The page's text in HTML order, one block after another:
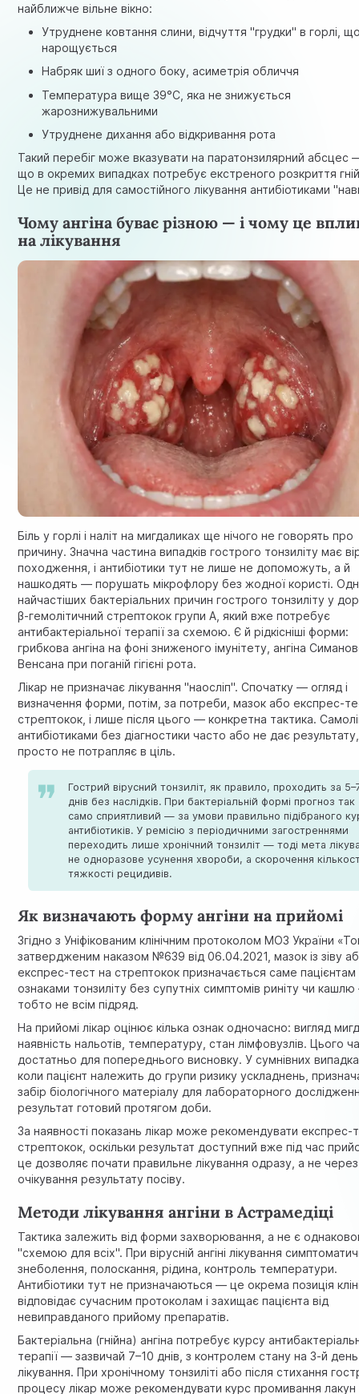
найближче вільне вікно:
Утруднене ковтання слини, відчуття "грудки" в горлі,
нарощується
Набряк шиї з одного боку, асиметрія обличчя
Температура вище 39°C, яка не знижується
жарознижувальними
Утруднене дихання або відкривання рота
Такий перебіг може вказувати на паратонзилярний абсцес
що в окремих випадках потребує екстреного розкриття
Це не привід для самостійного лікування антибіотиками
Чому ангіна буває різною — і чому це
на лікування
Біль у горлі і наліт на мигдаликах ще нічого не говорять про
причину. Значна частина випадків гострого тонзиліту має
походження, і антибіотики тут не лише не допоможуть, а й
нашкодять — порушать мікрофлору без жодної користі.
найчастіших бактеріальних причин гострого тонзиліту у
β-гемолітичний стрептокок групи А, який вже потребує
антибактеріальної терапії за схемою. Є й рідкісніші форми:
грибкова ангіна на фоні зниженого імунітету, ангіна
Венсана при поганій гігієні рота.
Лікар не призначає лікування "наосліп". Спочатку — огляд і
визначення форми, потім, за потреби, мазок або експрес-
стрептокок, і лише після цього — конкретна тактика.
антибіотиками без діагностики часто або не дає
просто не потрапляє в ціль.
Гострий вірусний тонзиліт, як правило, проходить за
днів без наслідків. При бактеріальній формі прогноз так
само сприятливий — за умови правильно підібраного
антибіотиків. У ремісію з періодичними загостреннями
переходить лише хронічний тонзиліт — тоді мета
не одноразове усунення хвороби, а скорочення
тяжкості рецидивів.
Як визначають форму ангіни на прийомі
Згідно зУніфікованим клінічним протоколом МОЗ України
затвердженим наказом №639 від 06.04.2021, мазок із зіву
експрес-тест на стрептокок призначається саме пацієнтам
ознаками тонзиліту без супутніх симптомів риніту чи
тобто не всім підряд.
На прийомі лікар оцінює кілька ознак одночасно: вигляд
наявність нальотів, температуру, стан лімфовузлів. Цього
достатньо для попереднього висновку. У сумнівних
коли пацієнт належить до групи ризику ускладнень,
забір біологічного матеріалу для лабораторного
результат готовий протягом доби.
За наявності показань лікар може рекомендувати експрес-
стрептокок, оскільки результат доступний вже під час
це дозволяє почати правильне лікування одразу, а не через
очікування результату посіву.
Методи лікування ангіни в Астрамедіці
Тактика залежить від форми захворювання, а не є
"схемою для всіх". При вірусній ангіні лікування
знеболення, полоскання, рідина, контроль температури.
Антибіотики тут не призначаються — це окрема позиція
відповідає сучасним протоколам і захищає пацієнта від
невиправданого прийому препаратів.
Бактеріальна (гнійна) ангіна потребує курсу
терапії — зазвичай 7–10 днів, з контролем стану на 3-й день
лікування. При хронічному тонзиліті або після стихання
процесу лікар може рекомендувати курспромивання лакун